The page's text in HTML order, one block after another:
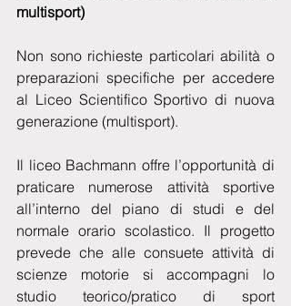
multisport)
Non sono richieste particolari abilità o
preparazioni specifiche per accedere
al Liceo Scientifico Sportivo di nuova
generazione (multisport).
Il liceo Bachmann offre l’opportunità di
praticare numerose attività sportive
all’interno del piano di studi e del
normale orario scolastico. Il progetto
prevede che alle consuete attività di
scienze motorie si accompagni lo
studio teorico/pratico di sport